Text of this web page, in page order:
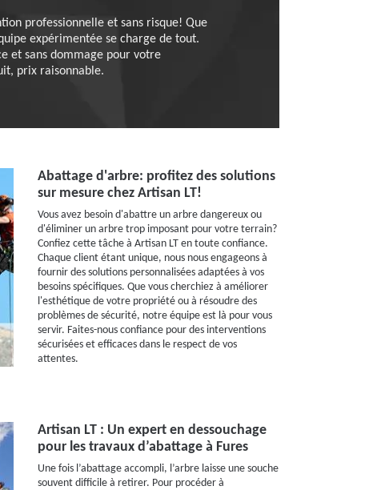
professionnelle et sans risque! Que
expérimentée se charge de tout.
et sans dommage pour votre
prix raisonnable.
Abattage d'arbre: profitez des solutions
sur mesure chez Artisan LT!
Vous avez besoin d'abattre un arbre dangereux ou
d'éliminer un arbre trop imposant pour votre terrain?
Confiez cette tâche à Artisan LT en toute confiance.
Chaque client étant unique, nous nous engageons à
fournir des solutions personnalisées adaptées à vos
besoins spécifiques. Que vous cherchiez à améliorer
l'esthétique de votre propriété ou à résoudre des
problèmes de sécurité, notre équipe est là pour vous
servir. Faites-nous confiance pour des interventions
sécurisées et efficaces dans le respect de vos
attentes.
Artisan LT : Un expert en dessouchage
pour les travaux d’abattage à Fures
Une fois l’abattage accompli, l’arbre laisse une souche
souvent difficile à retirer. Pour procéder à